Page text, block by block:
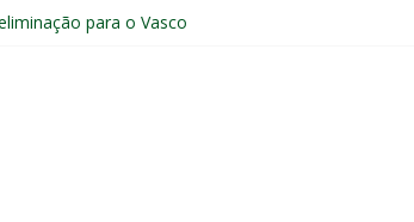
para o Vasco
para seis jogos, a pior sequência desde a crise de
e o risco de jogar o ano do Flu no lixo